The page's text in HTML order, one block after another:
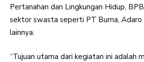
Pertanahan dan Lingkungan Hidup,
sektor swasta seperti PT Buma, Adaro
lainnya.
“Tujuan utama dari kegiatan ini adalah